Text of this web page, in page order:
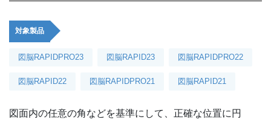
対象製品
図脳RAPIDPRO23 図脳RAPID23 図脳RAPIDPRO22
図脳RAPID22 図脳RAPIDPRO21 図脳RAPID21
図面内の任意の角などを基準にして、正確な位置に円